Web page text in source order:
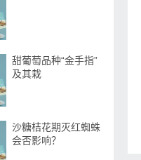
甜葡萄品种“金手指”
及其栽
沙糖桔花期灭红蜘蛛
会否影响？